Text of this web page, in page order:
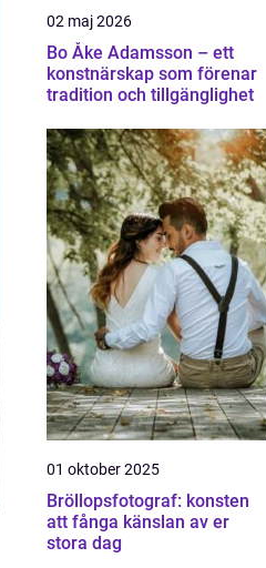
02 maj 2026
Bo Åke Adamsson – ett
konstnärskap som förenar
tradition och tillgänglighet
01 oktober 2025
Bröllopsfotograf: konsten
att fånga känslan av er
stora dag